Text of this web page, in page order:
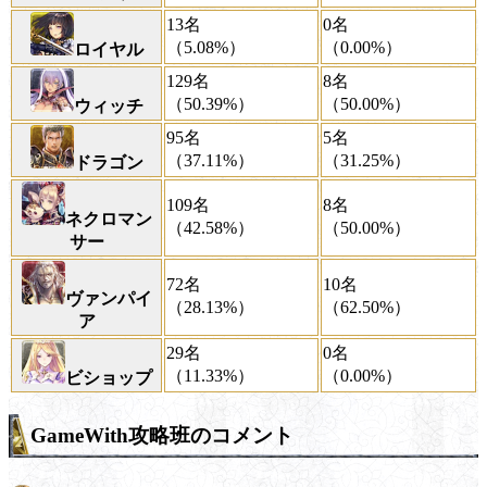
ロイヤル
13名
（5.08%）
0名
（0.00%）
ウィッチ
129名
（50.39%）
8名
（50.00%）
ドラゴン
95名
（37.11%）
5名
（31.25%）
ネクロマン
サー
109名
（42.58%）
8名
（50.00%）
ヴァンパイ
ア
72名
（28.13%）
10名
（62.50%）
ビショップ
29名
（11.33%）
0名
（0.00%）
GameWith攻略班のコメント